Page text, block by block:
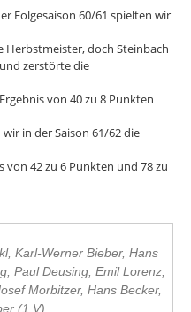
Folgesaison 60/61 spielten wir
doch Steinbach
zerstörte die
von 40 zu 8 Punkten
in der Saison 61/62 die
von 42 zu 6 Punkten und 78 zu
Karl-Werner Bieber, Hans
Paul Deusing, Emil Lorenz,
Morbitzer, Hans Becker,
(1.V)